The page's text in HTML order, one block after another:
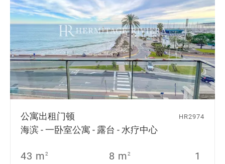
公寓出租门顿
海滨 - 一卧室公寓 - 露台 - 水疗中心
HR2974
43 m2 8 m2 1